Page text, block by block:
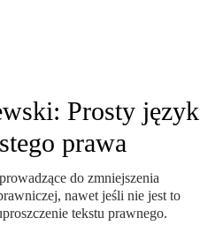
Prosty język
prawa
do zmniejszenia
nawet jeśli nie jest to
tekstu prawnego.